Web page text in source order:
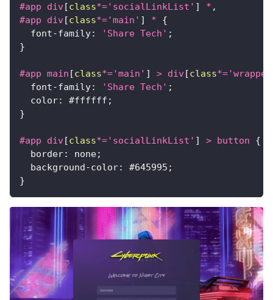
#app div[class*='socialLinkList' ] * ,
#app div[class*='main' ] *
{
font-family: 'Share Tech' ;
}
#app main [class*='main' ] > div[class*=
font-family: 'Share Tech' ;
color: #ffffff ;
}
#app div[class*='socialLinkList' ] > button
{
border: none;
background-color: #645995 ;
}